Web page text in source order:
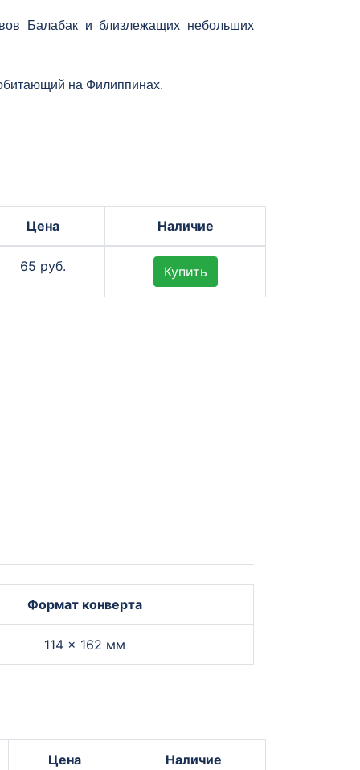
Балабак и близлежащих небольших
на Филиппинах.
Цена Наличие
65 руб. Купить
Формат конверта
114 × 162 мм
Цена Наличие